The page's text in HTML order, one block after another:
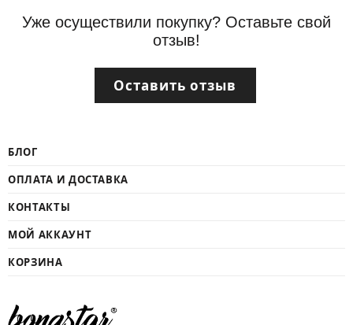
Уже осуществили покупку? Оставьте свой
отзыв!
Оставить отзыв
БЛОГ
ОПЛАТА И ДОСТАВКА
КОНТАКТЫ
МОЙ АККАУНТ
КОРЗИНА